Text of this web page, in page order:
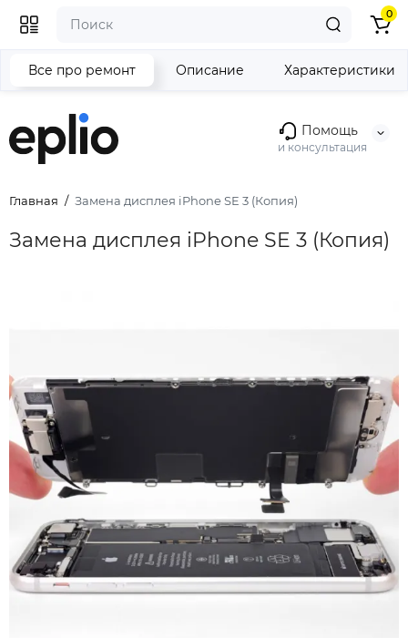
Помощь
и консультация
0
Главная Замена дисплея iPhone SE 3 (Копия)
Замена дисплея iPhone SE 3 (Копия)
Все про ремонт Описание Характеристики